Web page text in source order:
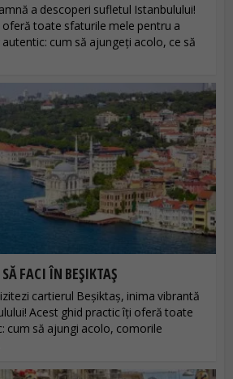
a descoperi sufletul Istanbulului!
oferă toate sfaturile mele pentru a
cum să ajungeți acolo, ce să
SĂ FACI ÎN BEȘIKTAȘ
cartierul Beșiktaș, inima vibrantă
Acest ghid practic îți oferă toate
cum să ajungi acolo, comorile